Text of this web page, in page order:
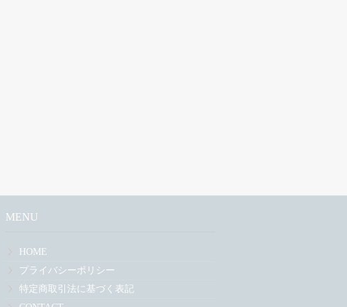
MENU
HOME
プライバシーポリシー
特定商取引法に基づく表記